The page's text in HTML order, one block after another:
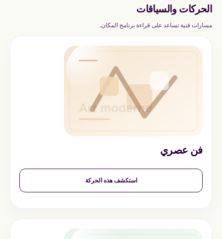
الحركات والسياقات
مسارات فنية تساعد على قراءة برنامج المكان.
فن عصري
استكشف هذه الحركة